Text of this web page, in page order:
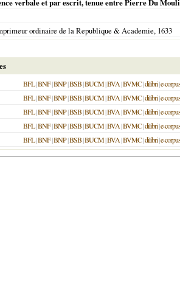
verbale et par escrit, tenue entre Pierre Du
ordinaire de la Republique & Academie, 1633
BFL|BNF|BNP|BSB|BUCM|BVA|BVMC|dilibri|e-corpus
BFL|BNF|BNP|BSB|BUCM|BVA|BVMC|dilibri|e-corpus
BFL|BNF|BNP|BSB|BUCM|BVA|BVMC|dilibri|e-corpus
BFL|BNF|BNP|BSB|BUCM|BVA|BVMC|dilibri|e-corpus
BFL|BNF|BNP|BSB|BUCM|BVA|BVMC|dilibri|e-corpus